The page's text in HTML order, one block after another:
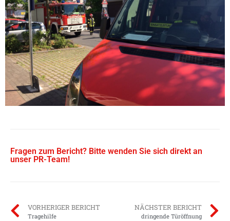
Fragen zum Bericht? Bitte wenden Sie sich direkt an
unser PR-Team!
VORHERIGER BERICHT
Tragehilfe
NÄCHSTER BERICHT
dringende Türöffnung